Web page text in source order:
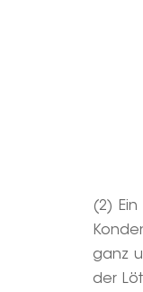
(2)
ganz
der